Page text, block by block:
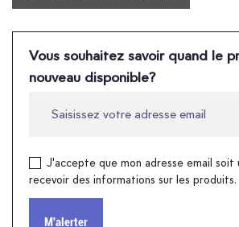
Vous souhaitez savoir quand le
nouveau disponible?
J'accepte que mon adresse email soit
recevoir des informations sur les produits.
M'alerter